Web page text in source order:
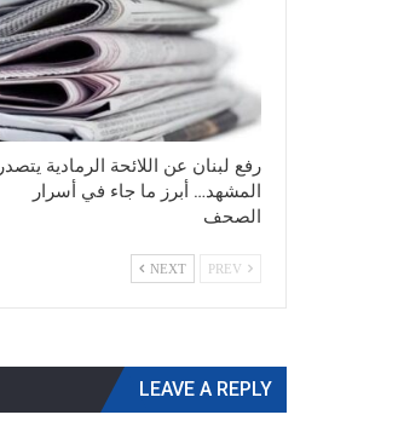
رفع لبنان عن اللائحة الرمادية يتصدر
المشهد… أبرز ما جاء في أسرار
الصحف
NEXT
LEAVE A REPLY